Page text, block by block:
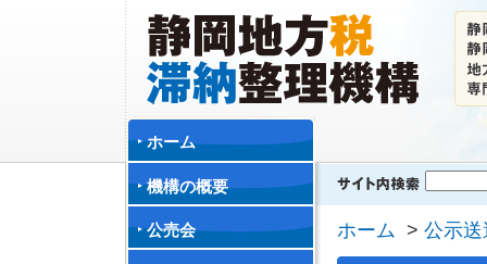
ホーム
機構の概要
公売会 ホーム > 公示送